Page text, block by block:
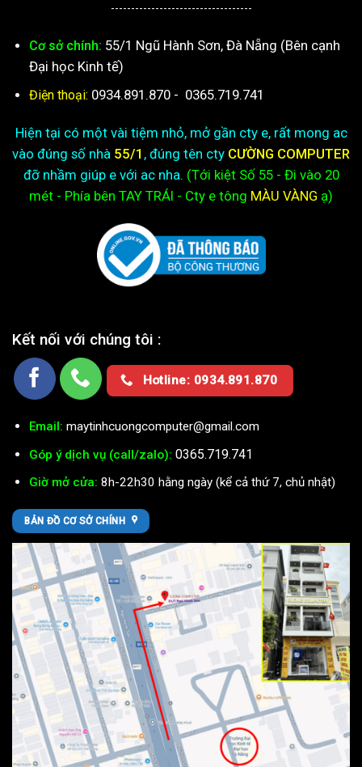
-----------------------------------
Cơ sở chính: 55/1 Ngũ Hành Sơn, Đà Nẵng (Bên cạnh
Đại học Kinh tế)
Điện thoại: 0934.891.870 - 0365.719.741
Hiện tại có một vài tiệm nhỏ, mở gần cty e, rất mong ac
vào đúng số nhà 55/1 , đúng tên cty CƯỜNG COMPUTER
đỡ nhầm giúp e với ac nha. (Tới kiệtSố 55 - Đi vào 20
mét - Phía bên TAY TRÁI - Cty e tông MÀU VÀNG ạ)
Kết nối với chúng tôi :
Hotline: 0934.891.870
Email: maytinhcuongcomputer@gmail.com
Góp ý dịch vụ (call/zalo): 0365.719.741
Giờ mở cửa: 8h-22h30 hằng ngày (kể cả thứ 7, chủ nhật)
BẢN ĐỒ CƠ SỞ CHÍNH